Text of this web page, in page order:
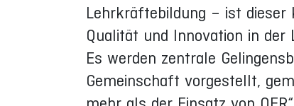
Lehrkräftebildung – ist dieser
Qualität und Innovation in
Es werden zentrale
Gemeinschaft vorgestellt,